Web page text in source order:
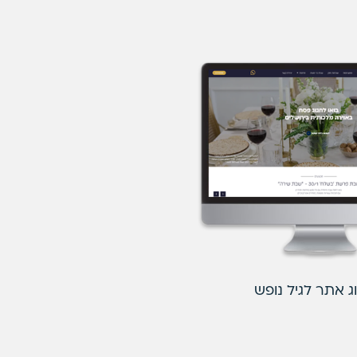
אתר לגיל נופש